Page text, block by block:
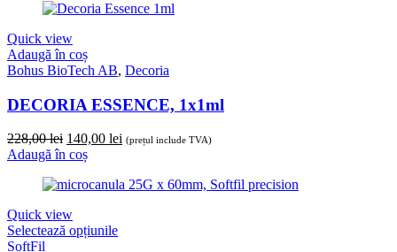
19,00 lei
Quick view
Adaugă în coș
Bohus BioTech AB, Decoria
DECORIA ESSENCE, 1x1ml
228,00lei Prețul
inițial
fost:
140,00 lei Prețul
140,00 lei.
(prețul include TVA)
Adaugă în coș
Quick view
Selectează opțiunile
SoftFil